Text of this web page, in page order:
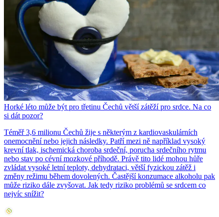
Horké léto může být pro třetinu Čechů větší zátěží pro srdce. Na co
si dát pozor?
Téměř 3,6 milionu Čechů žije s některým z kardiovaskulárních
onemocnění nebo jejich následky. Patří mezi ně například vysoký
krevní tlak, ischemická choroba srdeční, porucha srdečního rytmu
nebo stav po cévní mozkové příhodě. Právě tito lidé mohou hůře
zvládat vysoké letní teploty, dehydrataci, větší fyzickou zátěž i
změny režimu během dovolených. Častější konzumace alkoholu pak
může riziko dále zvyšovat. Jak tedy riziko problémů se srdcem co
nejvíc snížit?